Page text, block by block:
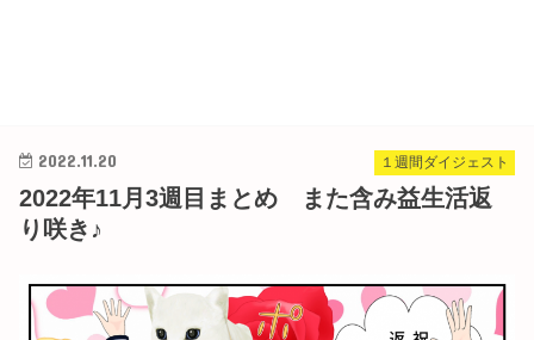
１週間ダイジェスト
2022.11.20
2022年11月3週目まとめ また含み益生活返
り咲き♪